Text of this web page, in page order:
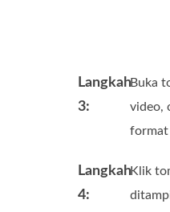
Langkah
3:
Buka
video,
format
Langkah
4:
Klik